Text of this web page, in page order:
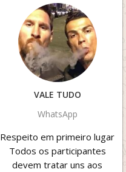
VALE TUDO
WhatsApp
Respeito em primeiro lugar
Todos os participantes
devem tratar uns aos